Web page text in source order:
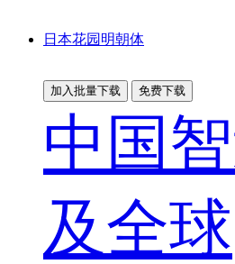
日本花园明朝体
加入批量下载 免费下载
中国
及全球